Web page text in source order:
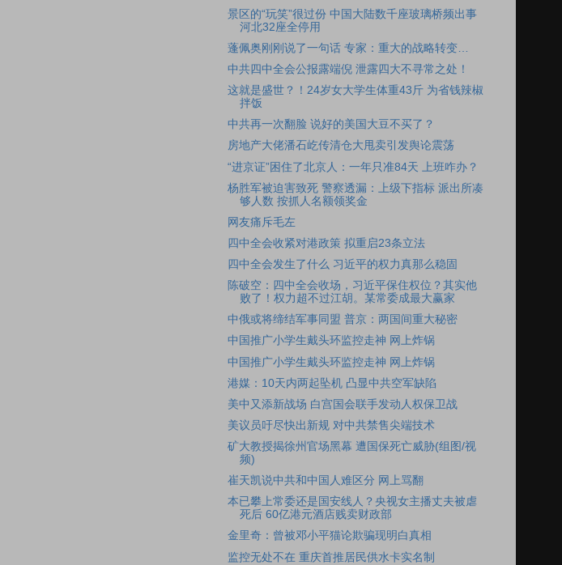
景区的“玩笑”很过份 中国大陆数千座玻璃桥频出事
河北32座全停用
蓬佩奥刚刚说了一句话 专家：重大的战略转变…
中共四中全会公报露端倪 泄露四大不寻常之处！
这就是盛世？！24岁女大学生体重43斤 为省钱辣椒
拌饭
中共再一次翻脸 说好的美国大豆不买了？
房地产大佬潘石屹传清仓大甩卖引发舆论震荡
“进京证”困住了北京人：一年只准84天 上班咋办？
杨胜军被迫害致死 警察透漏：上级下指标 派出所凑
够人数 按抓人名额领奖金
网友痛斥毛左
四中全会收紧对港政策 拟重启23条立法
四中全会发生了什么 习近平的权力真那么稳固
陈破空：四中全会收场，习近平保住权位？其实他
败了！权力超不过江胡。某常委成最大赢家
中俄或将缔结军事同盟 普京：两国间重大秘密
中国推广小学生戴头环监控走神 网上炸锅
中国推广小学生戴头环监控走神 网上炸锅
港媒：10天内两起坠机 凸显中共空军缺陷
美中又添新战场 白宫国会联手发动人权保卫战
美议员吁尽快出新规 对中共禁售尖端技术
矿大教授揭徐州官场黑幕 遭国保死亡威胁(组图/视
频)
崔天凯说中共和中国人难区分 网上骂翻
本已攀上常委还是国安线人？央视女主播丈夫被虐
死后 60亿港元酒店贱卖财政部
金里奇：曾被邓小平猫论欺骗现明白真相
监控无处不在 重庆首推居民供水卡实名制